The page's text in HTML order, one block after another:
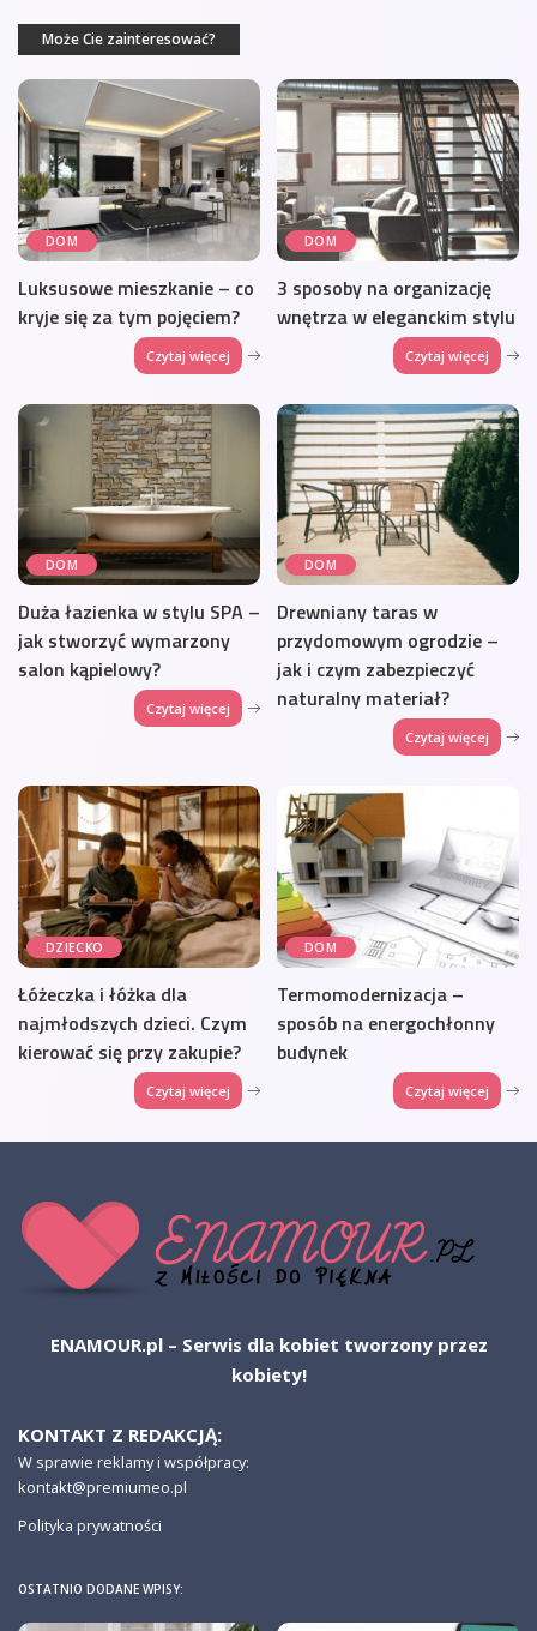
Może Cie zainteresować?
DOM
Luksusowe mieszkanie – co
kryje się za tym pojęciem?
Czytaj więcej
DOM
3 sposoby na organizację
wnętrza w eleganckim stylu
Czytaj więcej
DOM
Duża łazienka w stylu SPA –
jak stworzyć wymarzony
salon kąpielowy?
Czytaj więcej
DOM
Drewniany taras w
przydomowym ogrodzie –
jak i czym zabezpieczyć
naturalny materiał?
Czytaj więcej
DZIECKO
Łóżeczka i łóżka dla
najmłodszych dzieci. Czym
kierować się przy zakupie?
Czytaj więcej
DOM
Termomodernizacja –
sposób na energochłonny
budynek
Czytaj więcej
ENAMOUR.pl – Serwis dla kobiet tworzony przez
kobiety!
KONTAKT Z REDAKCJĄ:
W sprawie reklamy i współpracy:
kontakt@premiumeo.pl
Polityka prywatności
OSTATNIO DODANE WPISY: